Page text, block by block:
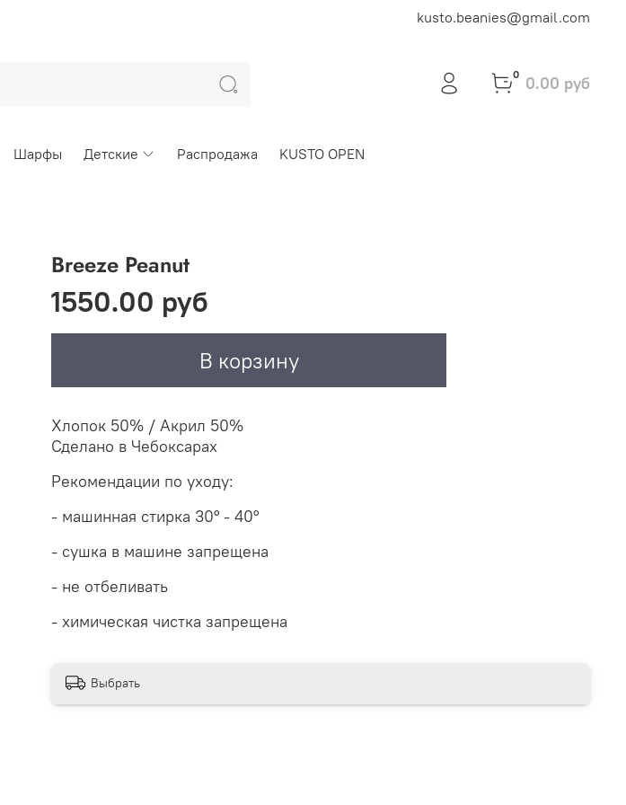
kusto.beanies@gmail.com
0 0.00 руб
Шарфы Детские Распродажа KUSTO OPEN
Breeze Peanut
1550.00 руб
В корзину
Хлопок 50% / Акрил 50%
Сделано в Чебоксарах
Рекомендации по уходу:
- машинная стирка 30° - 40°
- сушка в машине запрещена
- не отбеливать
- химическая чистка запрещена
Выбрать